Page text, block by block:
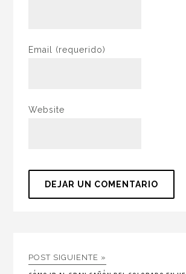
Email (requerido)
Website
POST SIGUIENTE »